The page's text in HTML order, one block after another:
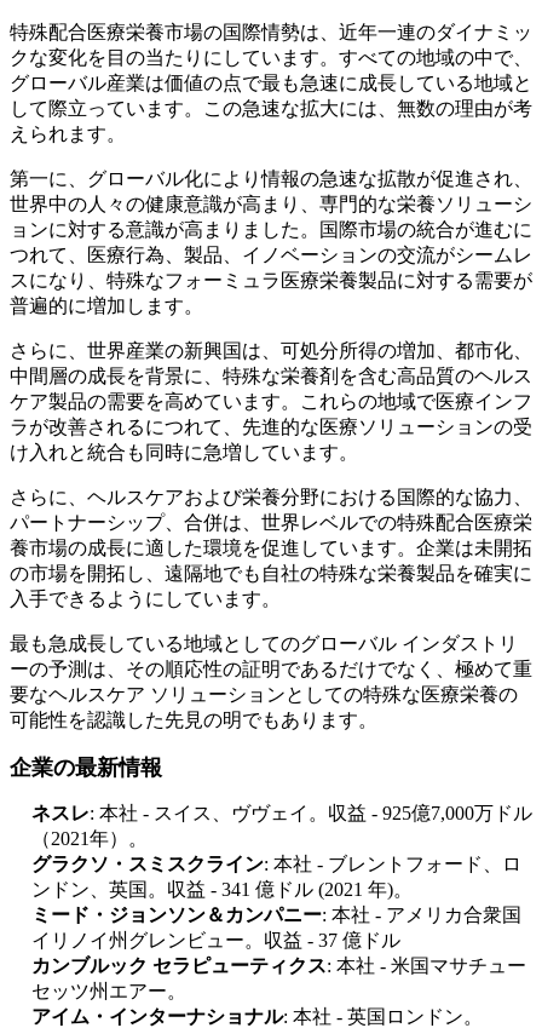
特殊配合医療栄養市場の国際情勢は、近年一連のダイナミッ
クな変化を目の当たりにしています。すべての地域の中で、
グローバル産業は価値の点で最も急速に成長している地域と
して際立っています。この急速な拡大には、無数の理由が考
えられます。
第一に、グローバル化により情報の急速な拡散が促進され、
世界中の人々の健康意識が高まり、専門的な栄養ソリューシ
ョンに対する意識が高まりました。国際市場の統合が進むに
つれて、医療行為、製品、イノベーションの交流がシームレ
スになり、特殊なフォーミュラ医療栄養製品に対する需要が
普遍的に増加します。
さらに、世界産業の新興国は、可処分所得の増加、都市化、
中間層の成長を背景に、特殊な栄養剤を含む高品質のヘルス
ケア製品の需要を高めています。これらの地域で医療インフ
ラが改善されるにつれて、先進的な医療ソリューションの受
け入れと統合も同時に急増しています。
さらに、ヘルスケアおよび栄養分野における国際的な協力、
パートナーシップ、合併は、世界レベルでの特殊配合医療栄
養市場の成長に適した環境を促進しています。企業は未開拓
の市場を開拓し、遠隔地でも自社の特殊な栄養製品を確実に
入手できるようにしています。
最も急成長している地域としてのグローバル インダストリ
ーの予測は、その順応性の証明であるだけでなく、極めて重
要なヘルスケア ソリューションとしての特殊な医療栄養の
可能性を認識した先見の明でもあります。
企業の最新情報
ネスレ: 本社 - スイス、ヴヴェイ。収益 - 925億7,000万ドル
（2021年）。
グラクソ・スミスクライン: 本社 - ブレントフォード、ロ
ンドン、英国。収益 - 341 億ドル (2021 年)。
ミード・ジョンソン＆カンパニー: 本社 - アメリカ合衆国
イリノイ州グレンビュー。収益 - 37 億ドル
カンブルック セラピューティクス: 本社 - 米国マサチュー
セッツ州エアー。
アイム・インターナショナル: 本社 - 英国ロンドン。